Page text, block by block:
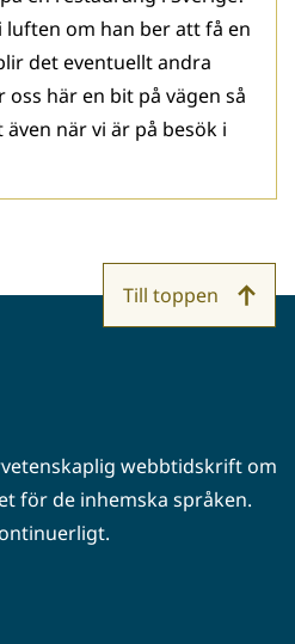
luften om han ber att få en
det eventuellt andra
oss här en bit på vägen så
när vi är på besök i
webbtidskrift om
för de inhemska språken.
Till toppen